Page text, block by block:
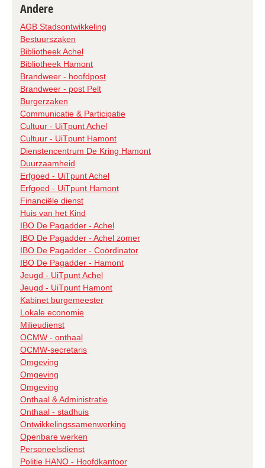
Andere
AGB Stadsontwikkeling
Bestuurszaken
Bibliotheek Achel
Bibliotheek Hamont
Brandweer - hoofdpost
Brandweer - post Pelt
Burgerzaken
Communicatie & Participatie
Cultuur - UiTpunt Achel
Cultuur - UiTpunt Hamont
Dienstencentrum De Kring Hamont
Duurzaamheid
Erfgoed - UiTpunt Achel
Erfgoed - UiTpunt Hamont
Financiële dienst
Huis van het Kind
IBO De Pagadder - Achel
IBO De Pagadder - Achel zomer
IBO De Pagadder - Coördinator
IBO De Pagadder - Hamont
Jeugd - UiTpunt Achel
Jeugd - UiTpunt Hamont
Kabinet burgemeester
Lokale economie
Milieudienst
OCMW - onthaal
OCMW-secretaris
Omgeving
Omgeving
Omgeving
Onthaal & Administratie
Onthaal - stadhuis
Ontwikkelingssamenwerking
Openbare werken
Personeelsdienst
Politie HANO - Hoofdkantoor